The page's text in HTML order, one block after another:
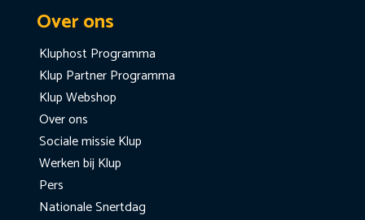
Over ons
Kluphost Programma
Klup Partner Programma
Klup Webshop
Over ons
Sociale missie Klup
Werken bij Klup
Pers
Nationale Snertdag